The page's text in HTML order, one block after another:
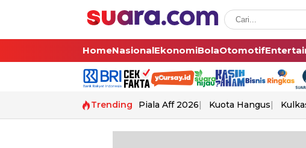
HomeNasionalEkonomiBolaOtomotif
Trending Piala Aff 2026 Kuota Hangus